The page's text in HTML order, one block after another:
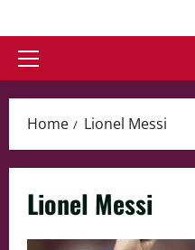
to
contentPrimary
Home Lionel Messi
Lionel Messi